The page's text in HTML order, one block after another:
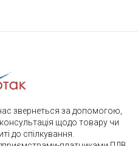
звернеться за допомогою,
щодо товару чи
до спілкування.